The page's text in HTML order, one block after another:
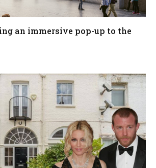
an immersive pop-up to the